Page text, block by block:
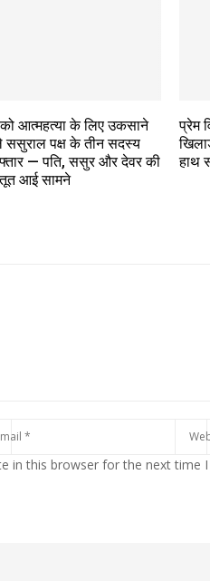
आत्महत्या के लिए उकसाने
ससुराल पक्ष के तीन सदस्य
— पति, ससुर और देवर की
आई सामने
प्रेम
हाथ
in this browser for the next time